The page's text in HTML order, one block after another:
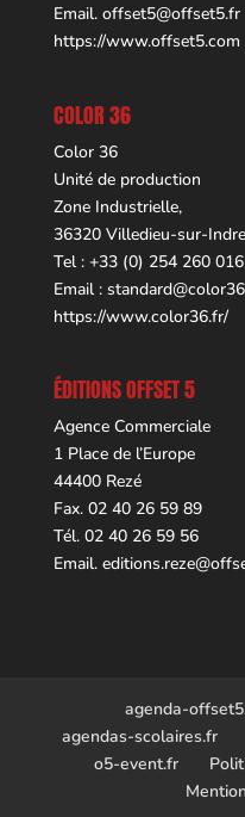
Email. offset5@offset5.fr
https://www.offset5.com
COLOR 36
Color 36
Unité de production
Zone Industrielle,
36320 Villedieu-sur-Indre
Tel : +33 (0) 254 260 016
Email :
https://www.color36.fr/
ÉDITIONS OFFSET 5
Agence Commerciale
1 Place de l’Europe
44400 Rezé
Fax. 02 40 26 59 89
Tél. 02 40 26 59 56
Email.
agenda-
agendas-scolaires.fr
o5-event.fr